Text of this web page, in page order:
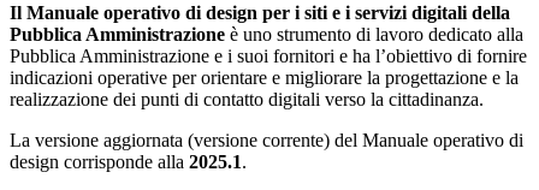
Il Manuale operativo di design per i siti e i servizi digitali della
Pubblica Amministrazione è uno strumento di lavoro dedicato alla
Pubblica Amministrazione e i suoi fornitori e ha l’obiettivo di fornire
indicazioni operative per orientare e migliorare la progettazione e la
realizzazione dei punti di contatto digitali verso la cittadinanza.
La versione aggiornata (versione corrente) del Manuale operativo di
design corrisponde alla 2025.1.